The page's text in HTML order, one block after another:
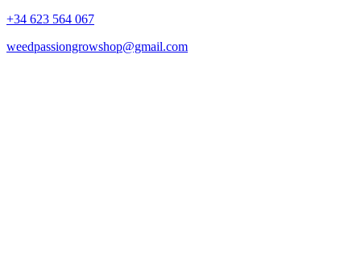
+34 623 564 067
weedpassiongrowshop@gmail.com